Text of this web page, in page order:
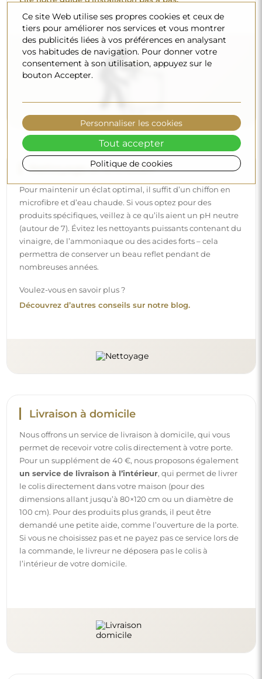
nombreuses années.
Voulez-vous en savoir plus ?
Découvrez d’autres conseils sur notre blog.
Livraison à domicile
Nous offrons un service de livraison à domicile, qui vous
permet de recevoir votre colis directement à votre porte.
Pour un supplément de 40 €, nous proposons également
un service de livraison à l’intérieur, qui permet de livrer
le colis directement dans votre maison (pour des
dimensions allant jusqu’à 80×120 cm ou un diamètre de
100 cm). Pour des produits plus grands, il peut être
Si vous ne choisissez pas et ne payez pas ce service lors de
la commande, le livreur ne déposera pas le colis à
Instructions
Pour rendre le montage et l’utilisation de notre miroir
simples et sans souci, nous avons préparé des instructions
détaillées pour vous. Vous y trouverez toutes les étapes
nécessaires pour un montage correct du miroir, ainsi que
des conseils pour son entretien, nettoyage et
maintenance, afin de profiter de son aspect parfait
Consulter les notices de montage et d’utilisation.
Ce site Web utilise ses propres cookies et ceux de
tiers pour améliorer nos services et vous montrer
des publicités liées à vos préférences en analysant
vos habitudes de navigation. Pour donner votre
consentement à son utilisation, appuyez sur le
bouton Accepter.
Politique de cookies
Personnaliser les cookies
Tout accepter